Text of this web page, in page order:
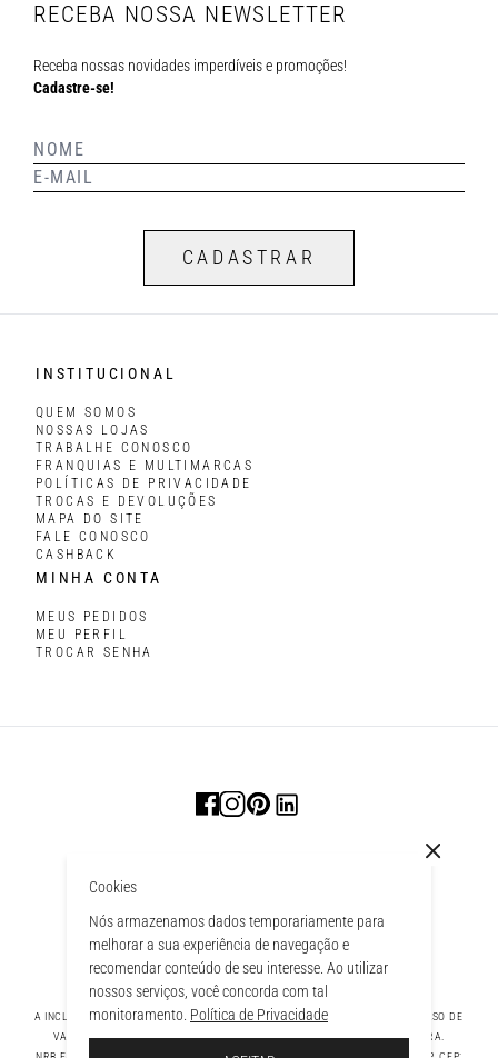
Cookies
Nós armazenamos dados temporariamente para
melhorar a sua experiência de navegação e
recomendar conteúdo de seu interesse. Ao utilizar
nossos serviços, você concorda com tal
monitoramento. Política de Privacidade
RECEBA NOSSA NEWSLETTER
Receba nossas novidades imperdíveis e promoções!
Cadastre-se!
CADASTRAR
INSTITUCIONAL
QUEM SOMOS
NOSSAS LOJAS
TRABALHE CONOSCO
FRANQUIAS E MULTIMARCAS
POLÍTICAS DE PRIVACIDADE
TROCAS E DEVOLUÇÕES
MAPA DO SITE
FALE CONOSCO
CASHBACK
MINHA CONTA
MEUS PEDIDOS
MEU PERFIL
TROCAR SENHA
A INCLUSÃO DE UM PRODUTO NA SACOLA NÃO GARANTE SEU PREÇO. EM CASO DE
VARIAÇÃO, PREVALECERÁ O PREÇO VIGENTE NA FINALIZAÇÃO DA COMPRA.